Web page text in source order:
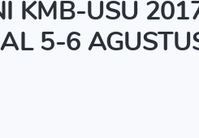
KMB-USU
5-6